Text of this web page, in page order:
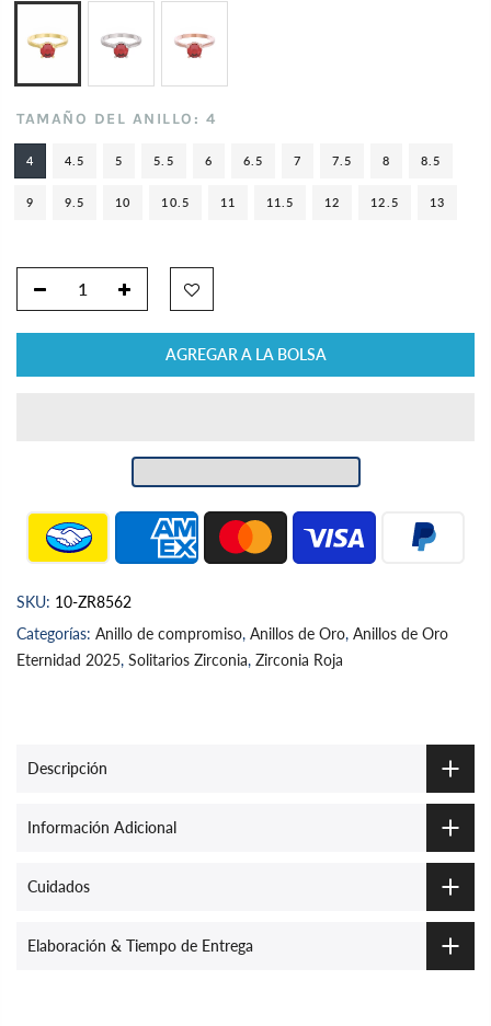
TAMAÑO DEL ANILLO: 4
4 4.5 5 5.5 6 6.5 7 7.5 8 8.5
9 9.5 10 10.5 11 11.5 12 12.5 13
AGREGAR A LA BOLSA
SKU: 10-ZR8562
Categorías: Anillo de compromiso, Anillos de Oro, Anillos de Oro
Eternidad 2025, Solitarios Zirconia, Zirconia Roja
Descripción
Información Adicional
Cuidados
Elaboración & Tiempo de Entrega